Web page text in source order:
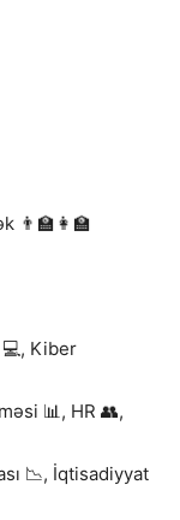
👨‍🏫👩‍🏫
Kiber
📊, HR 👥,
📉, İqtisadiyyat